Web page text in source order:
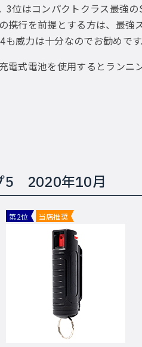
3位はコンパクトクラス最強
携行を前提とする方は、最
威力は十分なのでお勧めです
電式電池を使用するとラン
5 2020年10月
第2位 当店推奨